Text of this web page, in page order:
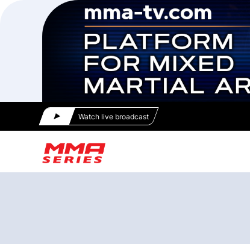
Watch live broadcast